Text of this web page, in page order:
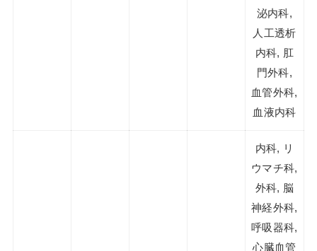
泌内科,
人工透析
内科, 肛
門外科,
血管外科,
血液内科
内科, リ
ウマチ科,
外科, 脳
神経外科,
呼吸器科,
心臓血管